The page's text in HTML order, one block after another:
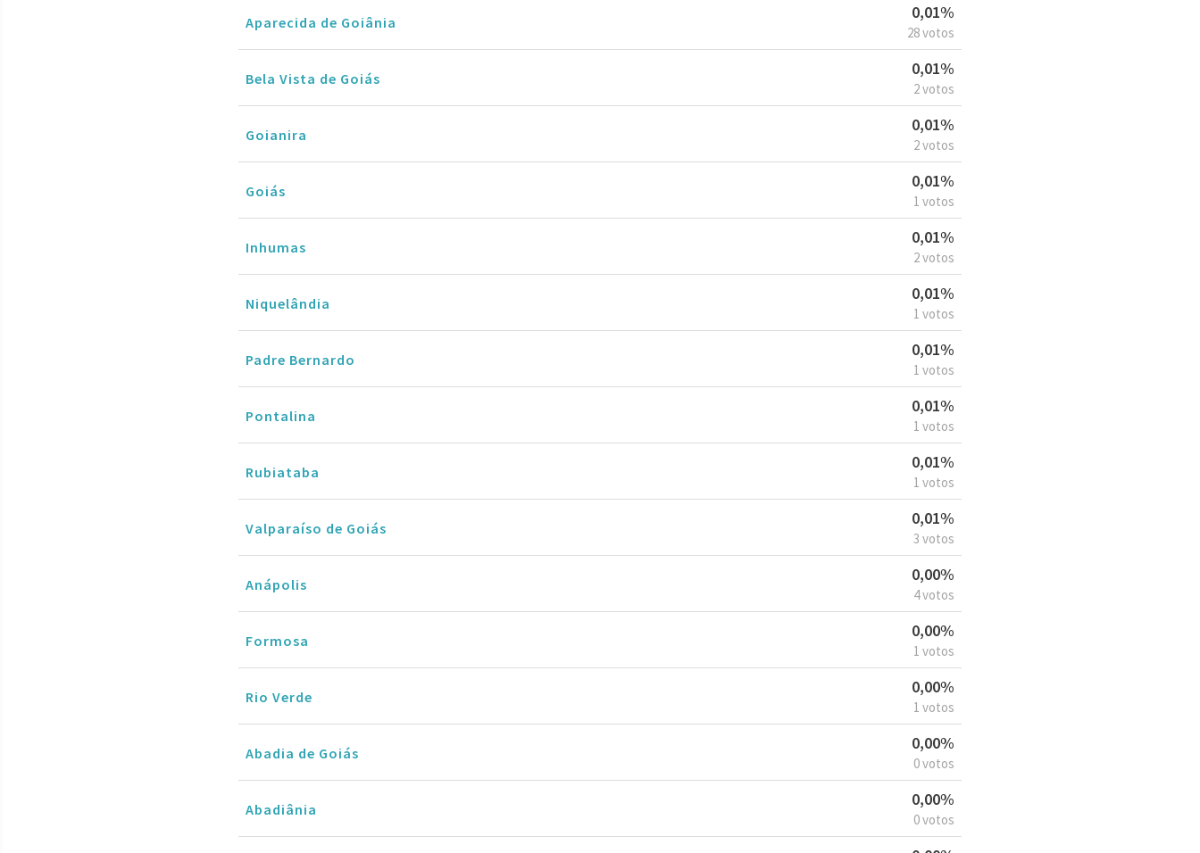
Aparecida de Goiânia
0,01%
28 votos
Bela Vista de Goiás
0,01%
2 votos
Goianira
0,01%
2 votos
Goiás
0,01%
1 votos
Inhumas
0,01%
2 votos
Niquelândia
0,01%
1 votos
Padre Bernardo
0,01%
1 votos
Pontalina
0,01%
1 votos
Rubiataba
0,01%
1 votos
Valparaíso de Goiás
0,01%
3 votos
Anápolis
0,00%
4 votos
Formosa
0,00%
1 votos
Rio Verde
0,00%
1 votos
Abadia de Goiás
0,00%
0 votos
Abadiânia
0,00%
0 votos